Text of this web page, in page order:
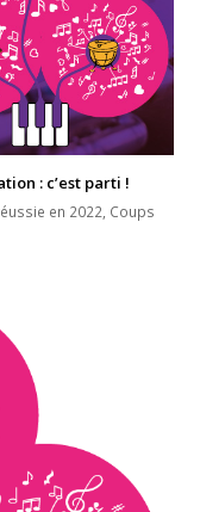
: c’est parti !
en 2022, Coups